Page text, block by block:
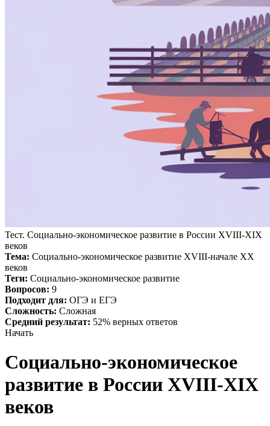
Тест. Социально-экономическое развитие в России XVIII-XIX
веков
Тема: Социально-экономическое развитие XVIII-начале XX
веков
Теги: Социально-экономическое развитие
Вопросов: 9
Подходит для: ОГЭ и ЕГЭ
Сложность: Сложная
Средний результат: 52% верных ответов
Начать
Социально-экономическое
развитие в России XVIII-XIX
веков